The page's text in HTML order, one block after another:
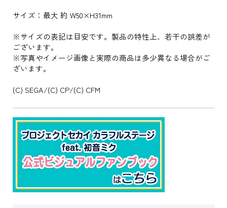
サイズ：最大 約 W50×H31mm
※サイズの表記は目安です。製品の特性上、若干の誤差が
ございます。
※写真やイメージ画像と実際の商品は多少異なる場合がご
ざいます。
(C) SEGA/(C) CP/(C) CFM